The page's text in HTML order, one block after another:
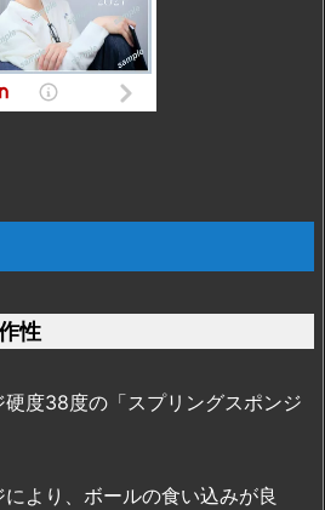
性
度38度の「スプリングスポンジ
より、ボールの食い込みが良